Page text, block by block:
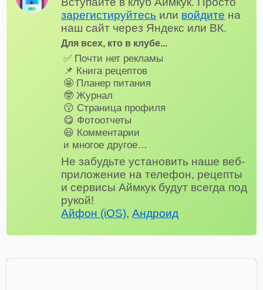
зарегистируйтесь или войдите на
наш сайт через Яндекс или ВК.
Для всех, кто в клубе...
✅ Почти нет рекламы
📌 Книга рецептов
🤩 Планер питания
🤓 Журнал
😗 Страница профиля
😋 Фотоотчеты
😃 Комментарии
и многое другое…
Не забудьте установить наше веб-
приложение на телефон, рецепты
и сервисы Аймкук будут всегда под
рукой!
Айфон (iOS),Андроид